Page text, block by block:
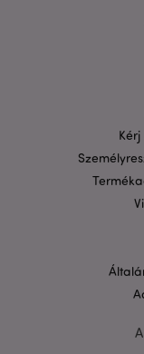
A weboldal
lehetővé
például a
megfelelően
Név